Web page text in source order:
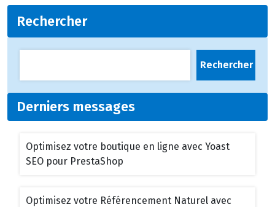
Rechercher
Rechercher
Derniers messages
Optimisez votre boutique en ligne avec Yoast
SEO pour PrestaShop
Optimisez votre Référencement Naturel avec